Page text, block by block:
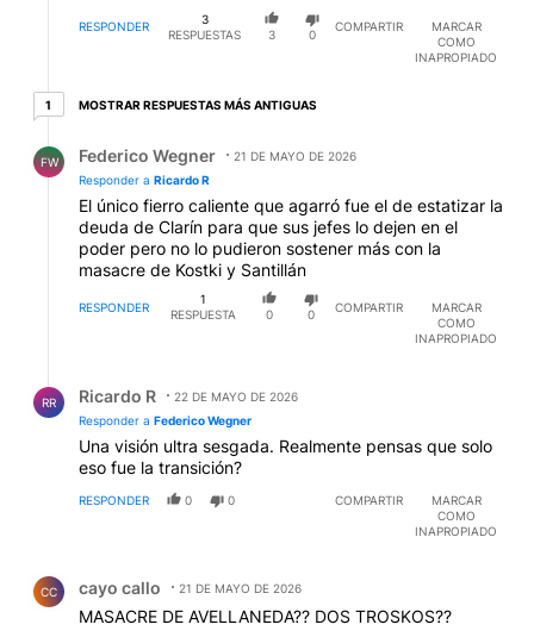
RESPONDER
3
RESPUESTAS
3 0
COMPARTIR
MARCAR
COMO
INAPROPIADO
11 respuesta más antiguas
MOSTRAR RESPUESTAS MÁS ANTIGUAS
FW Federico Wegner
21 DE MAYO DE 2026
Responder a Ricardo R
El único fierro caliente que agarró fue el de estatizar la
deuda de Clarín para que sus jefes lo dejen en el
poder pero no lo pudieron sostener más con la
masacre de Kostki y Santillán
RESPONDER
1
RESPUESTA
0 0
COMPARTIR
MARCAR
COMO
INAPROPIADO
RR Ricardo R
22 DE MAYO DE 2026
Responder a Federico Wegner
Una visión ultra sesgada. Realmente pensas que solo
eso fue la transición?
RESPONDER 0 0 COMPARTIR
MARCAR
COMO
INAPROPIADO
CC cayo callo 21 DE MAYO DE 2026
MASACRE DE AVELLANEDA?? DOS TROSKOS??